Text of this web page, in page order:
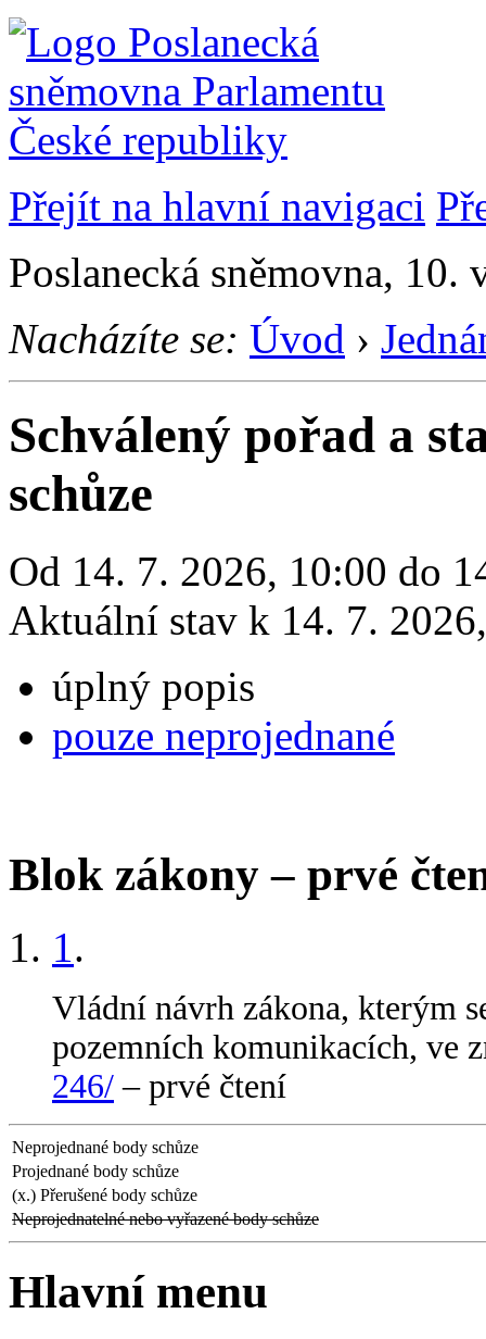
Přejít na hlavní navigaci
Poslanecká sněmovna,
Nacházíte se: Úvod ›
Schválený pořad a
schůze
Od 14. 7. 2026, 10:00 do
Aktuální stav k 14. 7.
úplný popis
pouze neprojednané
Blok zákony – prvé
1.
Vládní návrh zákona, kterým
pozemních komunikacích, ve
246/ – prvé čtení
Neprojednané body schůze
Projednané body schůze
(x.) Přerušené body schůze
Neprojednatelné nebo vyřazené body schůze
Hlavní menu